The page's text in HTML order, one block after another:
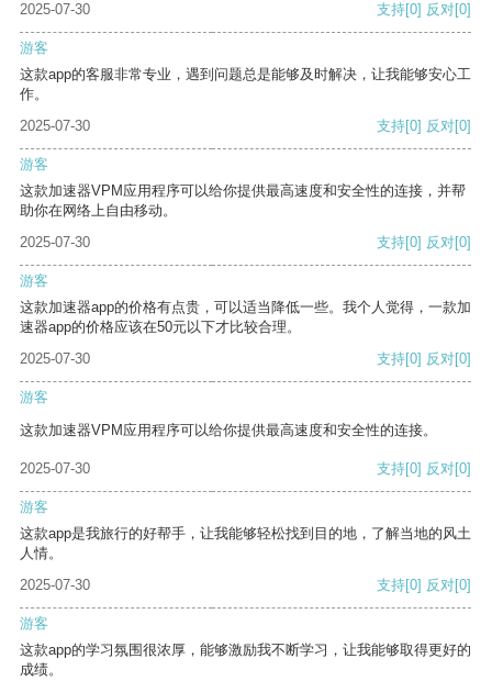
2025-07-30 支持[0] 反对[0]
游客
这款app的客服非常专业，遇到问题总是能够及时解决，让我能够安心工
作。
2025-07-30
支持[0] 反对[0]
游客
这款加速器VPM应用程序可以给你提供最高速度和安全性的连接，并帮
助你在网络上自由移动。
2025-07-30
支持[0] 反对[0]
游客
这款加速器app的价格有点贵，可以适当降低一些。我个人觉得，一款加
速器app的价格应该在50元以下才比较合理。
2025-07-30
支持[0] 反对[0]
游客
这款加速器VPM应用程序可以给你提供最高速度和安全性的连接。
2025-07-30 支持[0] 反对[0]
游客
这款app是我旅行的好帮手，让我能够轻松找到目的地，了解当地的风土
人情。
2025-07-30
支持[0] 反对[0]
游客
这款app的学习氛围很浓厚，能够激励我不断学习，让我能够取得更好的
成绩。